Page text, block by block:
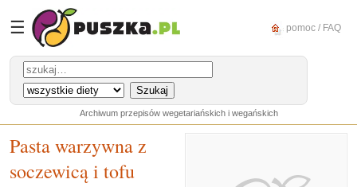
☰ pomoc / FAQ
Archiwum przepisów wegetariańskich i wegańskich
Pasta warzywna z
soczewicą i tofu